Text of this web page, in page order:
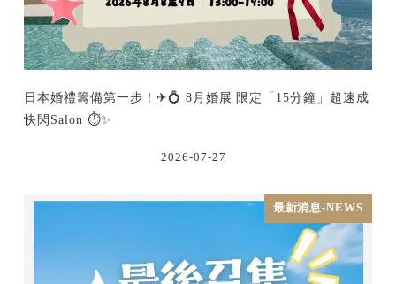
日本婚禮籌備第一步！✈💍 8月婚展 限定「15分鐘」超速成
快閃Salon ⏱️✨
2026-07-27
最新消息-NEWS